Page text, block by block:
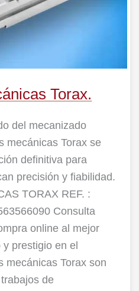
Torax.
del mecanizado
mecánicas Torax se
definitiva para
precisión y fiabilidad.
TORAX REF. :
Consulta
online al mejor
prestigio en el
mecánicas Torax son
de